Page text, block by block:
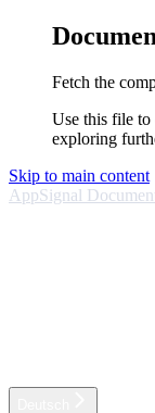
Fetch the
Use this file to
exploring
Skip to main content
AppSignal